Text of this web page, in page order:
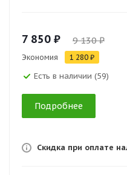
7 850 ₽ 9 130 ₽
Экономия 1 280 ₽
Есть в наличии (59)
Подробнее
Скидка при оплате